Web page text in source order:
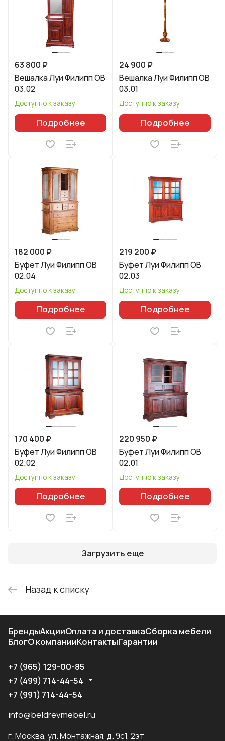
63 800 ₽
Вешалка Луи Филипп ОВ
03.02
Доступно к заказу
Подробнее
24 900 ₽
Вешалка Луи Филипп ОВ
03.01
Доступно к заказу
Подробнее
182 000 ₽
Буфет Луи Филипп ОВ
02.04
Доступно к заказу
Подробнее
219 200 ₽
Буфет Луи Филипп ОВ
02.03
Доступно к заказу
Подробнее
170 400 ₽
Буфет Луи Филипп ОВ
02.02
Доступно к заказу
Подробнее
220 950 ₽
Буфет Луи Филипп ОВ
02.01
Доступно к заказу
Подробнее
Загрузить еще
Назад к списку
БрендыАкцииОплата и доставкаСборка мебели
БлогО компанииКонтактыГарантии
+7 (965) 129-00-85
+7 (499) 714-44-54
+7 (991) 714-44-54
info@beldrevmebel.ru
г. Москва, ул. Монтажная, д. 9с1, 2эт